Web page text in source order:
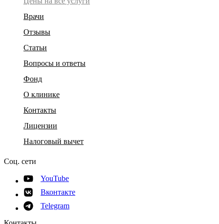
Врачи
Отзывы
Статьи
Вопросы и ответы
Фонд
О клинике
Контакты
Лицензии
Налоговый вычет
Соц. сети
YouTube
Вконтакте
Telegram